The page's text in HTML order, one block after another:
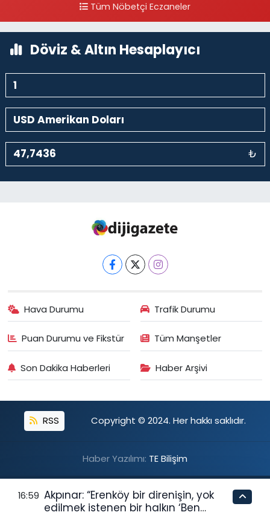
Tüm Nöbetçi Eczaneler
Döviz & Altın Hesaplayıcı
₺
Hava Durumu Trafik Durumu
Puan Durumu ve Fikstür Tüm Manşetler
Son Dakika Haberleri Haber Arşivi
RSS Copyright © 2024. Her hakkı saklıdır.
Haber Yazılımı: TE Bilişim
16:59 Akpınar: “Erenköy bir direnişin, yok
edilmek istenen bir halkın ‘Ben